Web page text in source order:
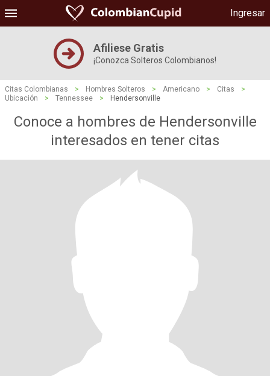
Ingresar
Afiliese Gratis
¡Conozca Solteros Colombianos!
Citas Colombianas > Hombres Solteros > Americano > Citas
>
Ubicación
> Tennessee > Hendersonville
Conoce a hombres de Hendersonville
interesados ​​en tener citas